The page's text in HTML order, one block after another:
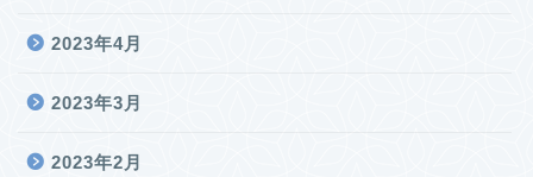
2023年4月
2023年3月
2023年2月